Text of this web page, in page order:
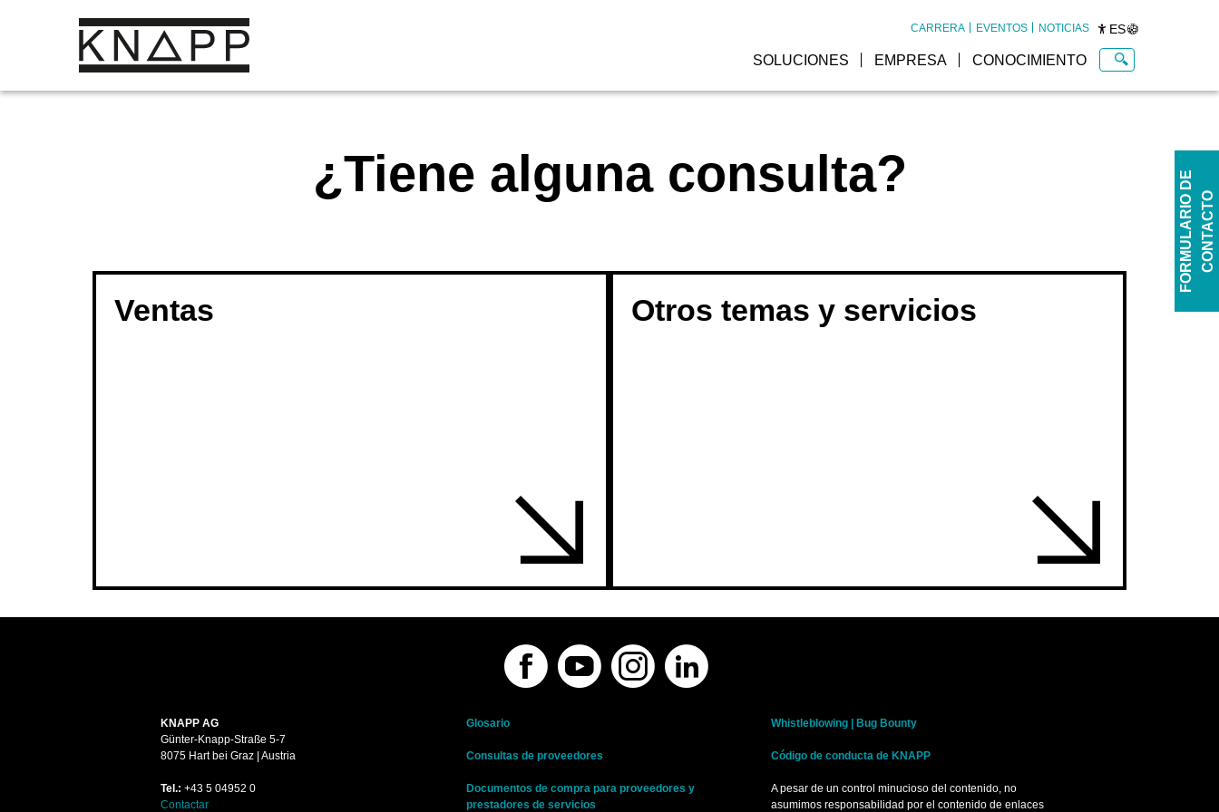
CARRERA EVENTOS NOTICIAS ES
SOLUCIONES EMPRESA CONOCIMIENTO
¿Tiene alguna consulta?
Ventas Otros temas y servicios
F
O
R
M
U
L
A
R
I
O
D
E
C
O
N
T
A
C
TO
KNAPP AG
Günter-Knapp-Straße 5-7
8075 Hart bei Graz | Austria
Tel.: +43 5 04952 0
Contactar
Glosario
Consultas de proveedores
Documentos de compra para proveedores y
prestadores de servicios
Whistleblowing | Bug Bounty
Código de conducta de KNAPP
A pesar de un control minucioso del contenido, no
asumimos responsabilidad por el contenido de enlaces